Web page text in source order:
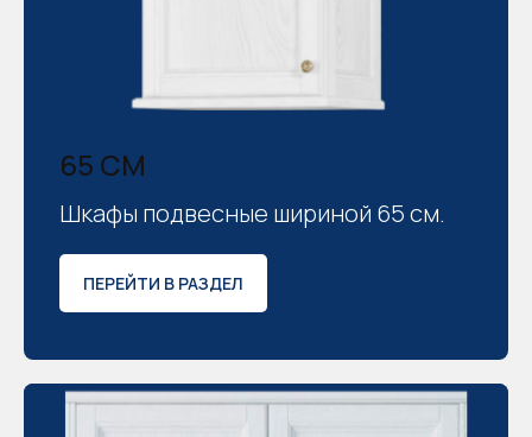
65 СМ
Шкафы подвесные шириной 65 см.
ПЕРЕЙТИ В РАЗДЕЛ